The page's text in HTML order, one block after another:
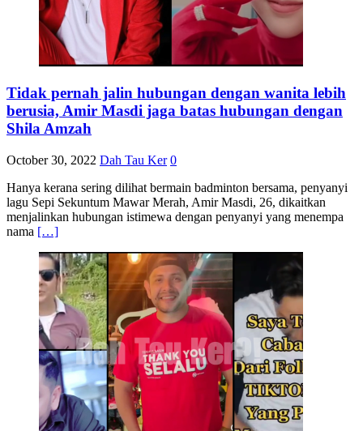
Tidak pernah jalin hubungan dengan wanita lebih
berusia, Amir Masdi jaga batas hubungan dengan
Shila Amzah
October 30, 2022 Dah Tau Ker 0
Hanya kerana sering dilihat bermain badminton bersama, penyanyi
lagu Sepi Sekuntum Mawar Merah, Amir Masdi, 26, dikaitkan
menjalinkan hubungan istimewa dengan penyanyi yang menempa
nama […]